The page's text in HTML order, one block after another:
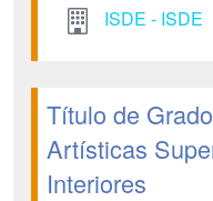
ISDE - ISDE
Título de
Artísticas
Interiores